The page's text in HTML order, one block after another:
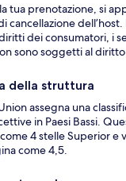
tua prenotazione, si
cancellazione
diritti dei consumatori, i
sono soggetti al
della struttura
assegna una
in Paesi Bassi.
4 stelle Superior e
come 4,5.